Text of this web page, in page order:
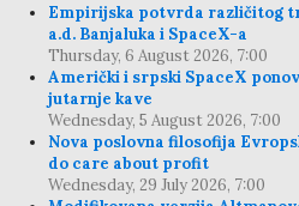
Empirijska potvrda različitog
a.d. Banjaluka i SpaceX-a
Thursday, 6 August 2026, 7:00
Američki i srpski SpaceX
jutarnje kave
Wednesday, 5 August 2026, 7:00
Nova poslovna filosofija
do care about profit
Wednesday, 29 July 2026, 7:00